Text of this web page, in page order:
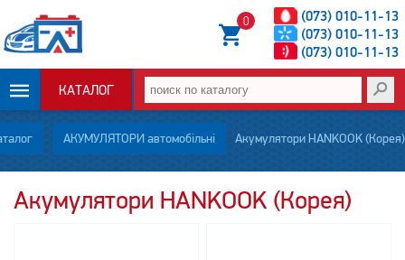
(073) 010-11-13
(073) 010-11-13
(073) 010-11-13
0
КАТАЛОГ
ОПЛАТА И
ДОСТАВКА
АКУМУЛЯТОРИ автомобільні Акумулятори HANKOOK (Корея)
Акумулятори HANKOOK (Корея)